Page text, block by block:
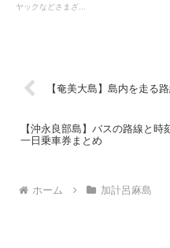
ヤックなどさまざ...
【奄美大島】島内を走る
【沖永良部島】バスの路線と
一日乗車券まとめ
ホーム 加計呂麻島